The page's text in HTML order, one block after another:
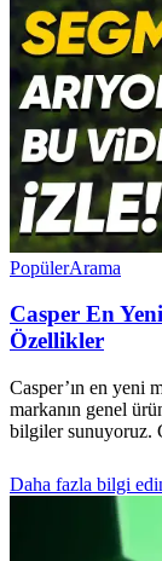
PopülerArama
Casper En
Özellikler
Casper’ın en yeni
markanın genel
bilgiler sunuyoruz.
Daha fazla bilgi